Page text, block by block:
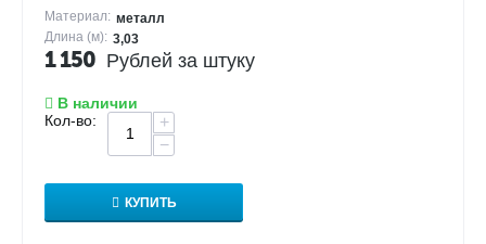
Материал: металл
Длина (м): 3,03
1 150 Рублей за штуку
В наличии
Кол-во:
+
−
КУПИТЬ